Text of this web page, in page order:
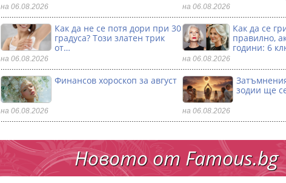
на 06.08.2026 на 06.08.2026
Как да не се потя дори при 30
градуса? Този златен трик
от…
на 06.08.2026
Как да се
правилно,
години: 6
на 06.08.2026
Финансов хороскоп за август
на 06.08.2026
зодии ще
на 06.08.2026
Новото от Famous.bg